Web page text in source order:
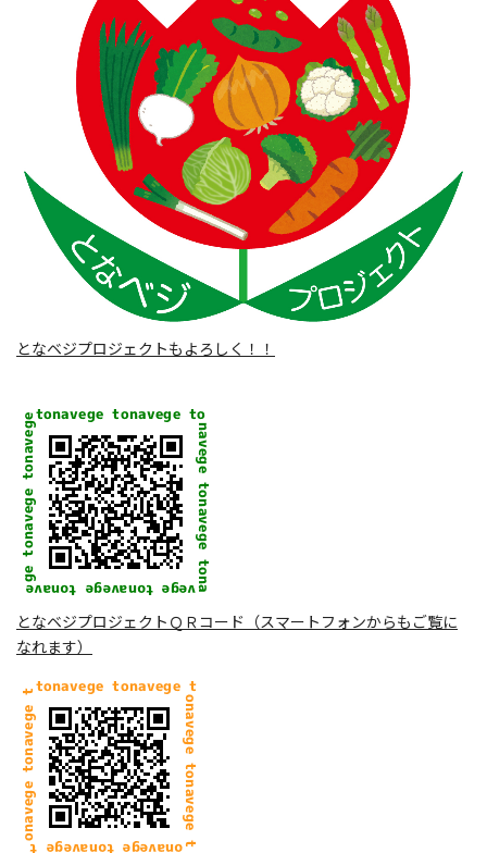
となベジプロジェクトもよろしく！！
となベジプロジェクトＱＲコード（スマートフォンからもご覧に
なれます）